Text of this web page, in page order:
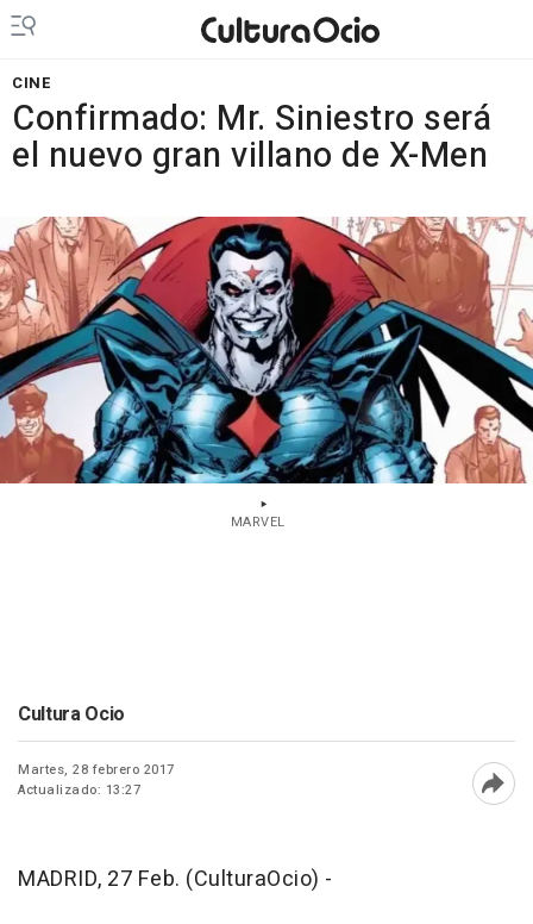
CINE
Confirmado: Mr. Siniestro será
el nuevo gran villano de X-Men
MARVEL
Cultura Ocio
Martes, 28 febrero 2017
Actualizado: 13:27
MADRID, 27 Feb. (CulturaOcio) -